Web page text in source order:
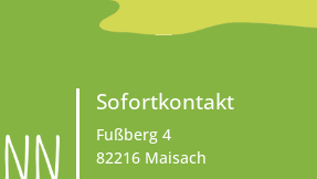
Sofortkontakt
Fußberg 4
82216 Maisach